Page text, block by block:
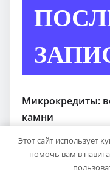
Микрокредиты:
камни
Преимущества
Этот сайт использует
помочь вам в